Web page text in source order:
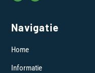
Navigatie
Home
Informatie